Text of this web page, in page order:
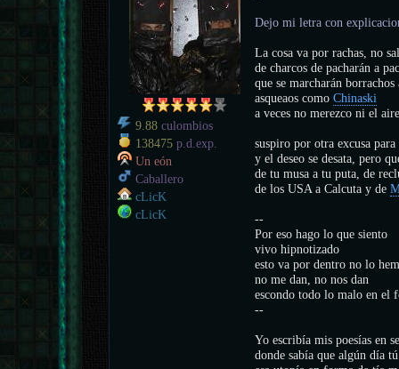
9.88 culombios
138475 p.d.exp.
Un eón
Caballero
cLicK
cLicK
Dejo mi letra con
La cosa va por rachas, no
de charcos de pacharán a
que se marcharán borrachos
asqueaos comoChinaski
a veces no merezco ni el
suspiro por otra excusa
y el deseo se desata, pero
de tu musa a tu puta, de
de los USA a Calcuta y de
--
Por eso hago lo que siento
vivo hipnotizado
esto va por dentro no lo
no me dan, no nos dan
escondo todo lo malo en el
--
Yo escribía mis poesías en
donde sabía que algún día